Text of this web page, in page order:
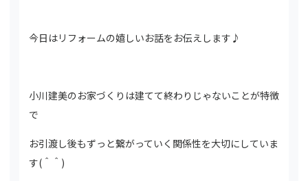
今日はリフォームの嬉しいお話をお伝えします♪
小川建美のお家づくりは建てて終わりじゃないことが特徴
で
お引渡し後もずっと繋がっていく関係性を大切にしていま
す(＾＾)